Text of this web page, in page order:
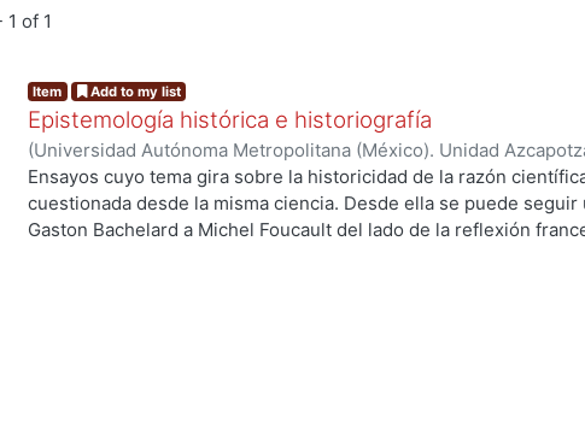
1 of 1
Item Add to my list
Epistemología histórica e historiografía
(Universidad Autónoma Metropolitana (México). Unidad
Ciencias Sociales y Humanidades.,2017)Hartog, François;
José Luis;Yébenes Escardó, Zenia;Mendiola, Alfonso;Durán R.
Betancourt Martínez, Fernando;Fragio, Alberto ;Schaub, Jean-
Ensayos cuyo tema gira sobre la historicidad de la razón
cuestionada desde la misma ciencia. Desde ella se puede seguir
Gaston Bachelard a Michel Foucault del lado de la reflexión